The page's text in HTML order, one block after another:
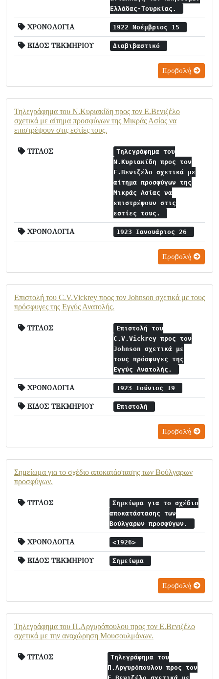
Ελλάδας-Τουρκίας.
ΧΡΟΝΟΛΟΓΙΑ 1922 Νοέμβριος 15
ΕΙΔΟΣ ΤΕΚΜΗΡΙΟΥ Διαβιβαστικό
Προβολή
Τηλεγράφημα του Ν.Κυριακίδη προς τον Ε.Βενιζέλο
σχετικά με αίτημα προσφύγων της Μικράς Ασίας να
επιστρέψουν στις εστίες τους.
ΤΙΤΛΟΣ
Τηλεγράφημα του
Ν.Κυριακίδη προς τον
Ε.Βενιζέλο σχετικά με
αίτημα προσφύγων της
Μικράς Ασίας να
επιστρέψουν στις
εστίες τους.
ΧΡΟΝΟΛΟΓΙΑ 1923 Ιανουάριος 26
Προβολή
Επιστολή του C.V.Vickrey προς τον Johnson σχετικά με τους
πρόσφυγες της Εγγύς Ανατολής.
ΤΙΤΛΟΣ
Επιστολή του
C.V.Vickrey προς τον
Johnson σχετικά με
τους πρόσφυγες της
Εγγύς Ανατολής.
ΧΡΟΝΟΛΟΓΙΑ 1923 Ιούνιος 19
ΕΙΔΟΣ ΤΕΚΜΗΡΙΟΥ Επιστολή
Προβολή
Σημείωμα για το σχέδιο αποκατάστασης των Βούλγαρων
προσφύγων.
ΤΙΤΛΟΣ
Σημείωμα για το σχέδιο
αποκατάστασης των
Βούλγαρων προσφύγων.
ΧΡΟΝΟΛΟΓΙΑ <1926>
ΕΙΔΟΣ ΤΕΚΜΗΡΙΟΥ Σημείωμα
Προβολή
Τηλεγράφημα του Π.Αργυρόπουλου προς τον Ε.Βενιζέλο
σχετικά με την αναχώρηση Μουσουλμάνων.
ΤΙΤΛΟΣ
Τηλεγράφημα του
Π.Αργυρόπουλου προς τον